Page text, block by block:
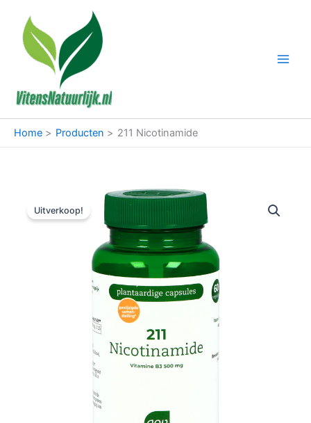
inhoud
Home Producten 211 Nicotinamide
Uitverkoop!